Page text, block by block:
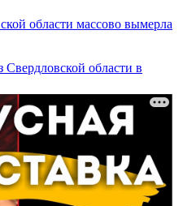
области массово вымерла
области в